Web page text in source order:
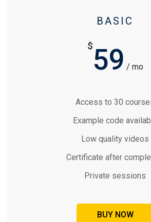
BASIC
$59 / mo
Access to 30
Example code
Low quality videos
Certificate after
Private sessions
BUY NOW